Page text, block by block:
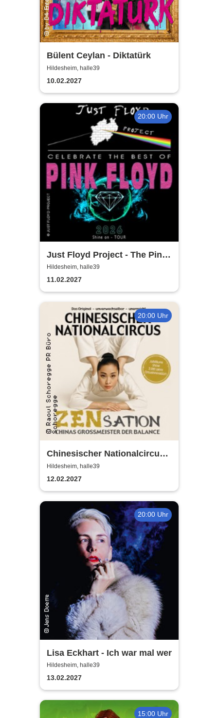
Bülent Ceylan - Diktatürk
Hildesheim, halle39
10.02.2027
20:00 Uhr
Just Floyd Project - The Pink
Floyd Tribute Show
Hildesheim, halle39
11.02.2027
20:00 Uhr
Chinesischer Nationalcircus -
ZENsation - Chinas
Grossmeister der Balance
Hildesheim, halle39
12.02.2027
20:00 Uhr
Lisa Eckhart - Ich war mal wer
Hildesheim, halle39
13.02.2027
15:00 Uhr